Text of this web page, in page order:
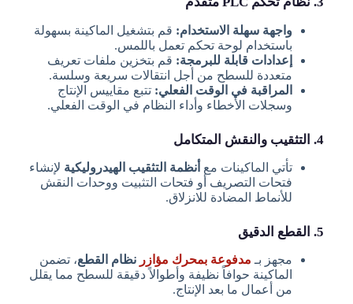
واجهة سهلة الاستخدام: قم بتشغيل الماكينة بسهولة
باستخدام لوحة تحكم تعمل باللمس.
إعدادات قابلة للبرمجة: قم بتخزين ملفات تعريف
متعددة للسطح من أجل انتقالات سريعة وسلسة.
المراقبة في الوقت الفعلي: تتبع مقاييس الإنتاج
وسجلات الأخطاء وأداء النظام في الوقت الفعلي.
4. التثقيب والنقش المتكامل
تأتي الماكينات مع أنظمة التثقيب الهيدروليكية لإنشاء
فتحات التصريف أو فتحات التثبيت ووحدات النقش
للأنماط المضادة للانزلاق.
5. القطع الدقيق
مجهز بـ مدفوعة بمحرك مؤازر نظام القطع، تضمن
الماكينة حوافاً نظيفة وأطوالاً دقيقة للسطح مما يقلل
من أعمال ما بعد الإنتاج.